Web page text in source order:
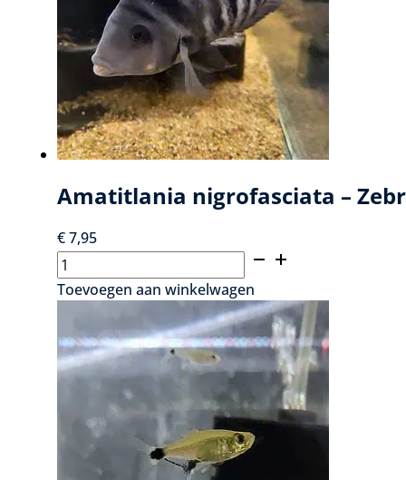
Amatitlania nigrofasciata –
€7,95
Amatitlania
nigrofasciata
–
Cichlide
aantal
Toevoegen aan winkelwagen